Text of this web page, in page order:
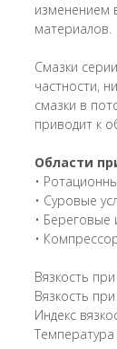
изменением
материалов.
Смазки
частности,
смазки в
приводит к
Области
•
• Суровые
• Береговые
•
Вязкость
Вязкость
Индекс
Температура